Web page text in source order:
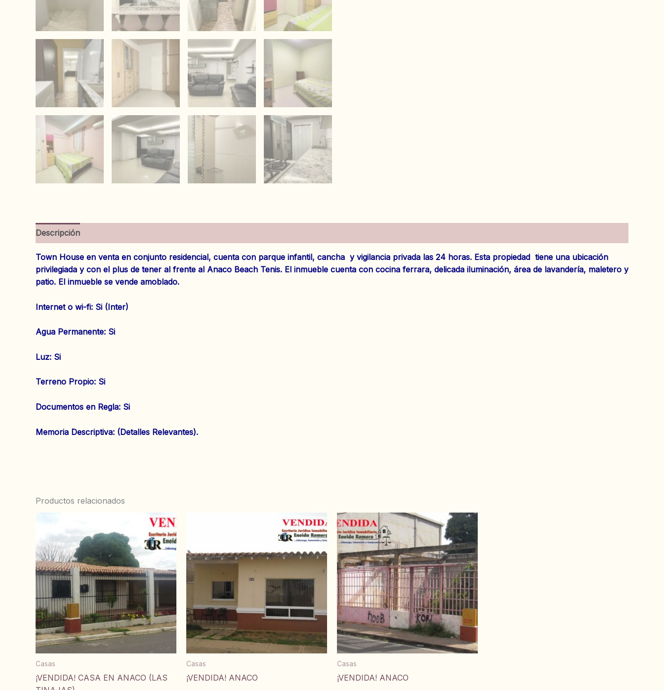
Descripción
Town House en venta en conjunto residencial, cuenta con parque infantil, cancha y vigilancia privada las 24 horas. Esta propiedad tiene una ubicación
privilegiada y con el plus de tener al frente al Anaco Beach Tenis. El inmueble cuenta con cocina ferrara, delicada iluminación, área de lavandería, maletero y
patio. El inmueble se vende amoblado.
Internet o wi-fi: Si (Inter)
‌Agua Permanente: Si
‌Luz: Si
‌Terreno Propio: Si
‌Documentos en Regla: Si
Memoria Descriptiva: (Detalles Relevantes).
Productos relacionados
Casas
¡VENDIDA! CASA EN ANACO (LAS
Casas
¡VENDIDA! ANACO
Casas
¡VENDIDA! ANACO